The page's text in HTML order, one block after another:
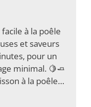
à la poêle
et saveurs
pour un
minimal. 🍋🧈
à la poêle…